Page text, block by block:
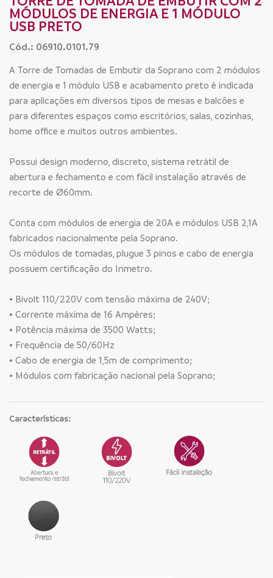
MÓDULOS DE ENERGIA E 1 MÓDULO
USB PRETO
Cód.: 06910.0101.79
A Torre de Tomadas de Embutir da Soprano com 2 módulos
de energia e 1 módulo USB e acabamento preto é indicada
para aplicações em diversos tipos de mesas e balcões e
para diferentes espaços como escritórios, salas, cozinhas,
home office e muitos outros ambientes.
Possui design moderno, discreto, sistema retrátil de
abertura e fechamento e com fácil instalação através de
recorte de Ø60mm.
Conta com módulos de energia de 20A e módulos USB 2,1A
fabricados nacionalmente pela Soprano.
Os módulos de tomadas, plugue 3 pinos e cabo de energia
possuem certificação do Inmetro.
• Bivolt 110/220V com tensão máxima de 240V;
• Corrente máxima de 16 Ampères;
• Potência máxima de 3500 Watts;
• Frequência de 50/60Hz
• Cabo de energia de 1,5m de comprimento;
• Módulos com fabricação nacional pela Soprano;
Características: